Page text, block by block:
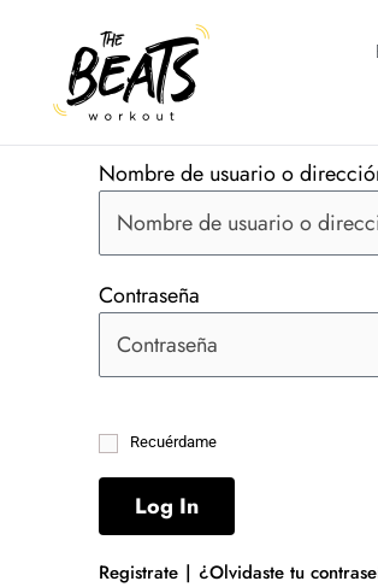
contenido
Nombre de usuario o
Contraseña
Recuérdame
Log In
Registrate ¿Olvidaste tu